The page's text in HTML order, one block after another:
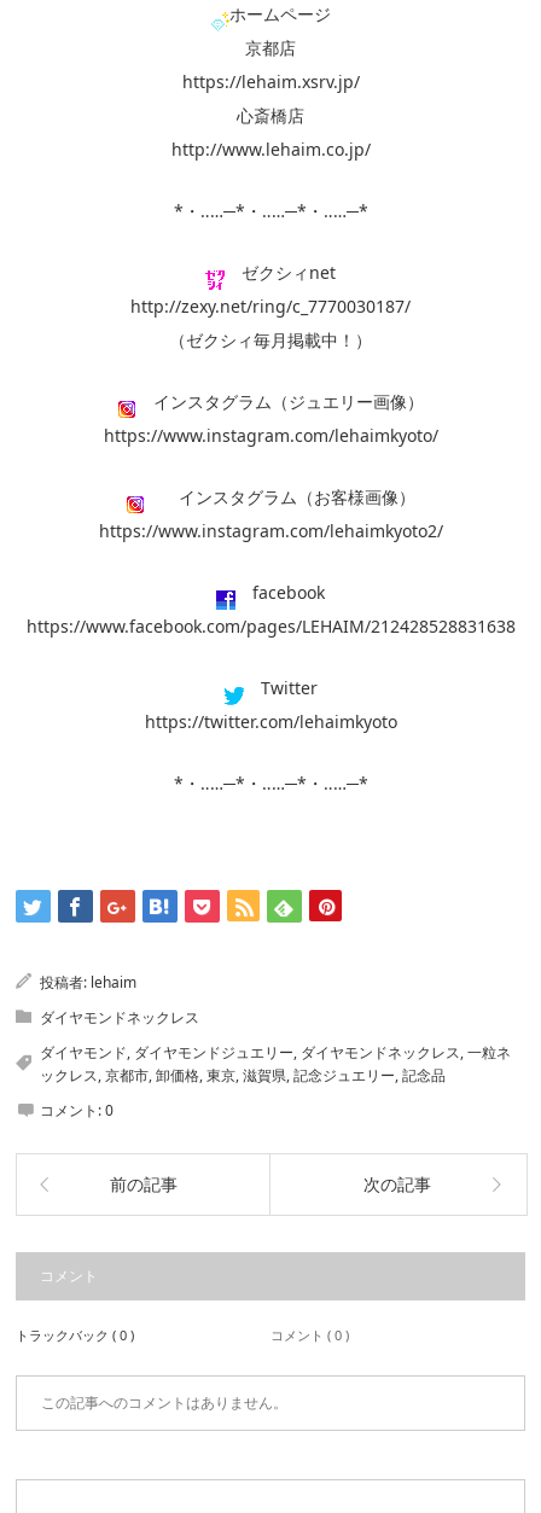
ホームページ
京都店
https://lehaim.xsrv.jp/
心斎橋店
http://www.lehaim.co.jp/
*・‥…─*・‥…─*・‥…─*
ゼクシィnet
http://zexy.net/ring/c_7770030187/
（ゼクシィ毎月掲載中！）
インスタグラム（ジュエリー画像）
https://www.instagram.com/lehaimkyoto/
インスタグラム（お客様画像）
https://www.instagram.com/lehaimkyoto2/
facebook
https://www.facebook.com/pages/LEHAIM/212428528831638
Twitter
https://twitter.com/lehaimkyoto
*・‥…─*・‥…─*・‥…─*
投稿者: lehaim
ダイヤモンドネックレス
ダイヤモンド, ダイヤモンドジュエリー, ダイヤモンドネックレス,一粒ネ
ックレス,京都市,卸価格,東京,滋賀県,記念ジュエリー,記念品
コメント:0
前の記事 次の記事
コメント
トラックバック ( 0 ) コメント ( 0 )
この記事へのコメントはありません。